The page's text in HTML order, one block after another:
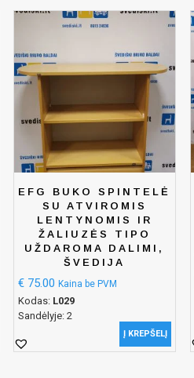
EFG BUKO SPINTELĖ
SU ATVIROMIS
LENTYNOMIS IR
ŽALIUZĖS TIPO
UŽDAROMA DALIMI,
ŠVEDIJA
€75.00 Kaina be PVM
Kodas: L029
Sandėlyje: 2
Į KREPŠELĮ